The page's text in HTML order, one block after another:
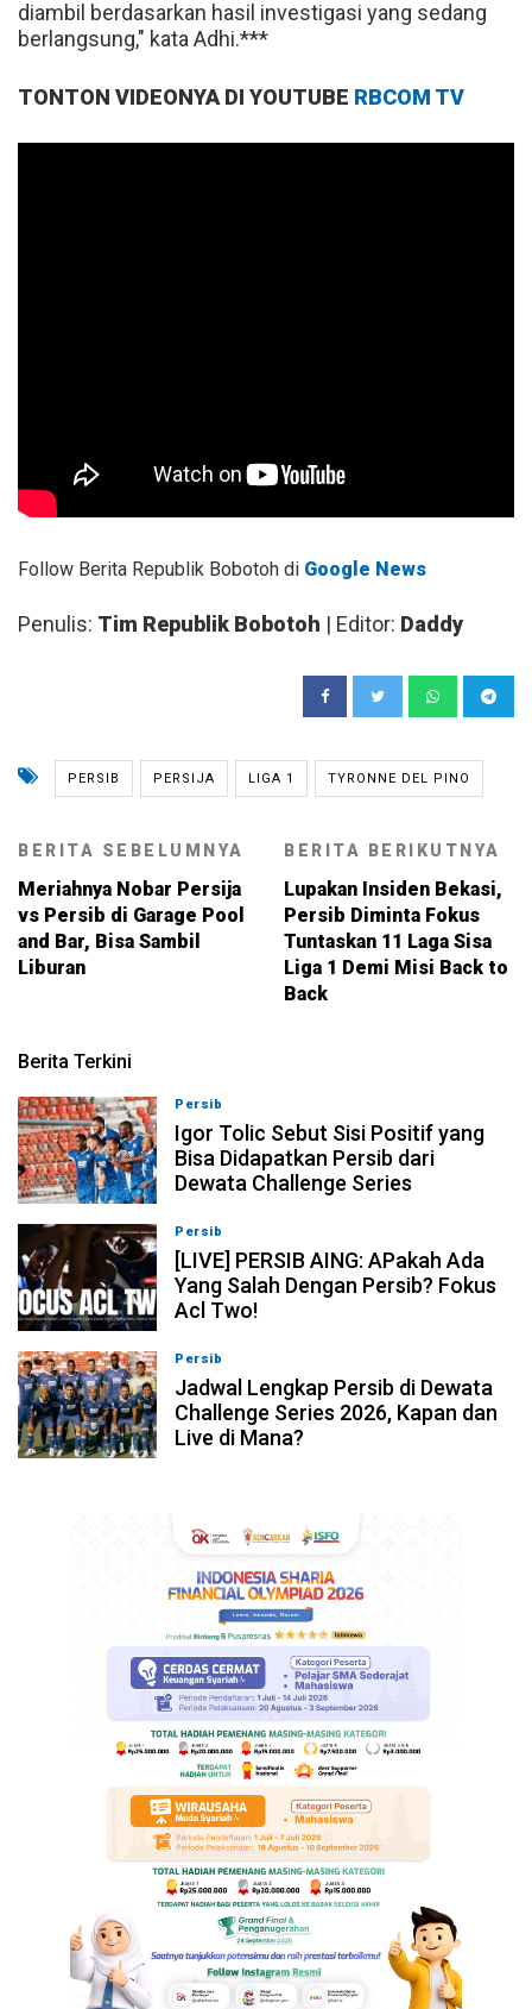
diambil berdasarkan hasil investigasi yang sedang
berlangsung," kata Adhi.***
TONTON VIDEONYA DI YOUTUBE RBCOM TV
Follow Berita Republik Bobotoh di Google News
Penulis: Tim Republik Bobotoh | Editor: Daddy
PERSIB PERSIJA LIGA 1 TYRONNE DEL PINO
BERITA SEBELUMNYA
Meriahnya Nobar Persija
vs Persib di Garage Pool
and Bar, Bisa Sambil
Liburan
BERITA BERIKUTNYA
Lupakan Insiden Bekasi,
Persib Diminta Fokus
Tuntaskan 11 Laga Sisa
Liga 1 Demi Misi Back to
Back
Berita Terkini
Persib
Igor Tolic Sebut Sisi Positif yang
Bisa Didapatkan Persib dari
Dewata Challenge Series
Persib
[LIVE] PERSIB AING: APakah Ada
Yang Salah Dengan Persib? Fokus
Acl Two!
Persib
Jadwal Lengkap Persib di Dewata
Challenge Series 2026, Kapan dan
Live di Mana?